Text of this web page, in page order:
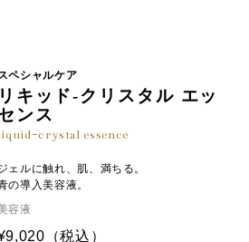
ペシャルケア
リキッド-クリスタル エッ
ンス
crystal essence
ェルに触れ、肌、満ちる。
の導入美容液。
容液
（税込）